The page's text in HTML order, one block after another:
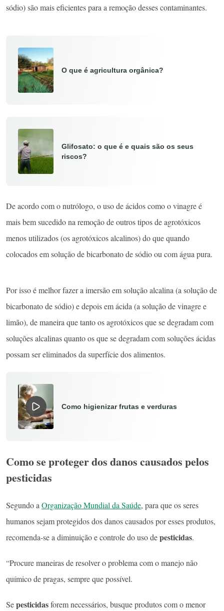
sódio) são mais eficientes para a remoção desses contaminantes.
O que é agricultura orgânica?
Glifosato: o que é e quais são os seus
riscos?
De acordo com o nutrólogo, o uso de ácidos como o vinagre é
mais bem sucedido na remoção de outros tipos de agrotóxicos
menos utilizados (os agrotóxicos alcalinos) do que quando
colocados em solução de bicarbonato de sódio ou com água pura.
Por isso é melhor fazer a imersão em solução alcalina (a solução de
bicarbonato de sódio) e depois em ácida (a solução de vinagre e
limão), de maneira que tanto os agrotóxicos que se degradam com
soluções alcalinas quanto os que se degradam com soluções ácidas
possam ser eliminados da superfície dos alimentos.
Como higienizar frutas e verduras
Como se proteger dos danos causados pelos
pesticidas
Segundo a Organização Mundial da Saúde, para que os seres
humanos sejam protegidos dos danos causados por esses produtos,
recomenda-se a diminuição e controle do uso depesticidas.
“Procure maneiras de resolver o problema com o manejo não
químico de pragas, sempre que possível.
Sepesticidasforem necessários, busque produtos com o menor